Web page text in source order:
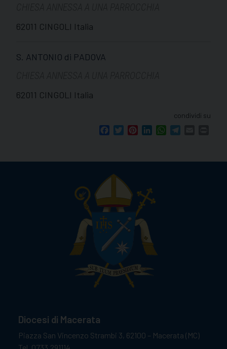
62011 CINGOLI Italia
S. ANTONIO di PADOVA
62011 CINGOLI Italia
condividi su
FacebookTwitterPinterestLinkedInWhatsApp
Diocesi di Macerata
Piazza San Vincenzo Strambi 3, 62100 – Macerata (MC)